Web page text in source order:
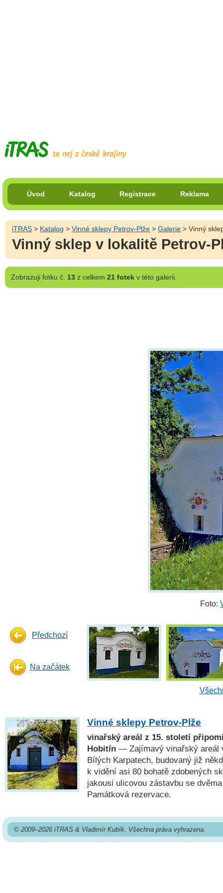
Úvod Katalog Registrace Reklama
iTRAS > Katalog >Vinné sklepy Petrov-Plže >Galerie > Vinný
Vinný sklep v lokalitě Petrov-
Zobrazujifotku č. 13z celkem 21 fotekv této galerii.
Foto:
Předchozí
Na začátek
Vinné sklepy Petrov-Plže
vinařský areál z 15. století
Hobitín — Zajímavý vinařský areál
Bílých Karpatech, budovaný již
k vidění asi 80 bohatě zdobených
jakousi ulicovou zástavbu se
Památková rezervace.
© 2009–2026 iTRAS & Vladimír Kubík. Všechna práva vyhrazena.